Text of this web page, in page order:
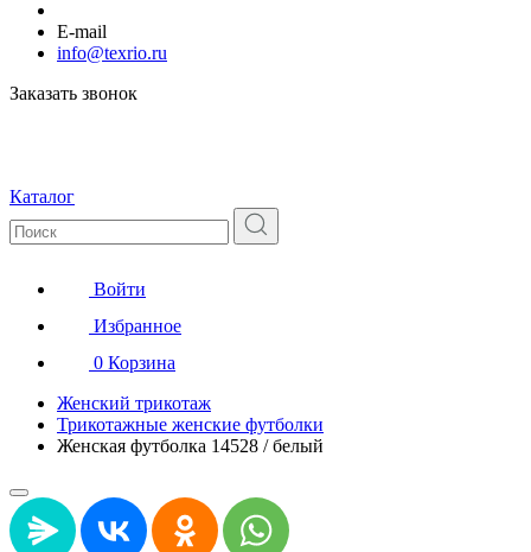
E-mail
info@texrio.ru
Заказать звонок
Каталог
Войти
Избранное
0 Корзина
Женский трикотаж
Трикотажные женские футболки
Женская футболка 14528 / белый